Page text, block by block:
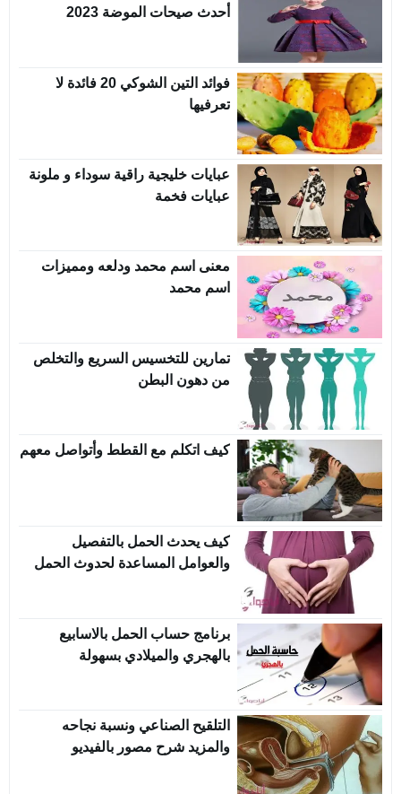
أحدث صيحات الموضة 2023
فوائد التين الشوكي 20 فائدة لا
تعرفيها
عبايات خليجية راقية سوداء و ملونة
عبايات فخمة
معنى اسم محمد ودلعه ومميزات
اسم محمد
تمارين للتخسيس السريع والتخلص
من دهون البطن
كيف اتكلم مع القطط وأتواصل معهم
كيف يحدث الحمل بالتفصيل
والعوامل المساعدة لحدوث الحمل
برنامج حساب الحمل بالاسابيع
بالهجري والميلادي بسهولة
التلقيح الصناعي ونسبة نجاحه
والمزيد شرح مصور بالفيديو